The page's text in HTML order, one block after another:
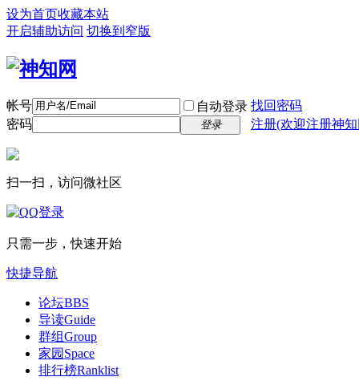
设为首页收藏本站
开启辅助访问 切换到窄版
帐号 自动登录 找回密码
密码
登录 注册(欢迎注册神
扫一扫，访问微社区
只需一步，快速开始
快捷导航
论坛BBS
导读Guide
群组Group
家园 Space
排行榜Ranklist